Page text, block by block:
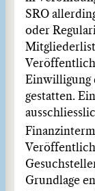
SRO
oder
Einwilligung
gestatten.
Grundlage